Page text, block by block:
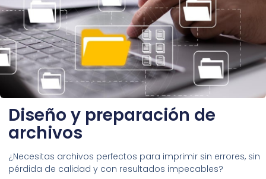
Diseño y preparación de
archivos
¿Necesitas archivos perfectos para imprimir sin errores, sin
pérdida de calidad y con resultados impecables?